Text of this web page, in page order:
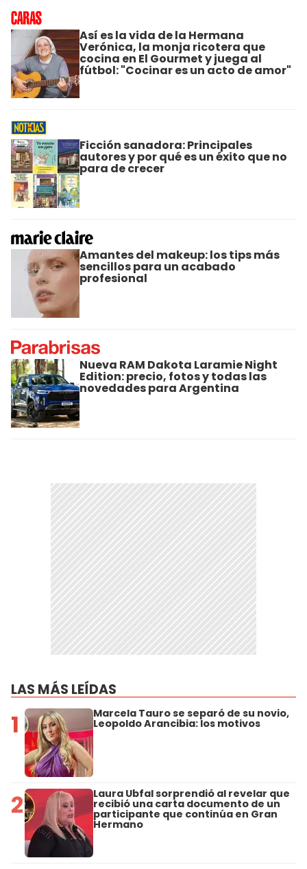
Así es la vida de la Hermana
Verónica, la monja ricotera que
cocina en El Gourmet y juega al
fútbol: "Cocinar es un acto de amor"
Ficción sanadora: Principales
autores y por qué es un éxito que no
para de crecer
Amantes del makeup: los tips más
sencillos para un acabado
profesional
Nueva RAM Dakota Laramie Night
Edition: precio, fotos y todas las
novedades para Argentina
LAS MÁS LEÍDAS
1 Marcela Tauro se separó de su novio,
Leopoldo Arancibia: los motivos
2 Laura Ubfal sorprendió al revelar que
recibió una carta documento de un
participante que continúa en Gran
Hermano